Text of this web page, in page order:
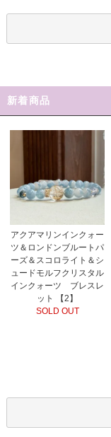
新着商品
アクアマリンインクォー
ツ＆ロンドンブルートパ
ーズ＆スコロライト＆シ
ュードモルフクリスタル
インクォーツ ブレスレ
ット 【2】
SOLD OUT